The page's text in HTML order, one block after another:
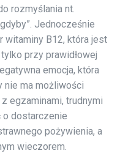
rozmyślania nt.
Jednocześnie
witaminy B12, która jest
przy prawidłowej
emocja, która
nie ma możliwości
egzaminami, trudnymi
o dostarczenie
pożywienia, a
wieczorem.